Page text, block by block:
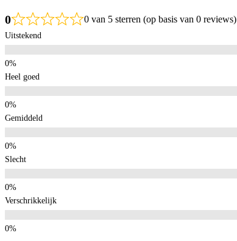
0 0 van 5 sterren (op basis van 0 reviews)
Uitstekend
Heel goed
Gemiddeld
Slecht
Verschrikkelijk